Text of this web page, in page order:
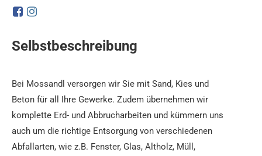
Selbstbeschreibung
Bei Mossandl versorgen wir Sie mit Sand, Kies und
Beton für all Ihre Gewerke. Zudem übernehmen wir
komplette Erd- und Abbrucharbeiten und kümmern uns
auch um die richtige Entsorgung von verschiedenen
Abfallarten, wie z.B. Fenster, Glas, Altholz, Müll,